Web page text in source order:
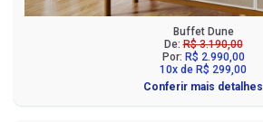
Buffet Dune
De:R$ 3.190,00
Por: R$ 2.990,00
10x de R$ 299,00
Conferir mais detalhes